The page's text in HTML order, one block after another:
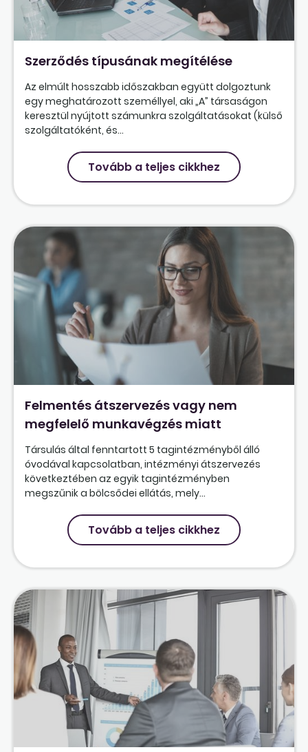
Szerződés típusának megítélése
Az elmúlt hosszabb időszakban együtt dolgoztunk
egy meghatározott személlyel, aki „A” társaságon
keresztül nyújtott számunkra szolgáltatásokat (külső
szolgáltatóként, és...
Tovább a teljes cikkhez
Felmentés átszervezés vagy nem
megfelelő munkavégzés miatt
Társulás által fenntartott 5 tagintézményből álló
óvodával kapcsolatban, intézményi átszervezés
következtében az egyik tagintézményben
megszűnik a bölcsődei ellátás, mely...
Tovább a teljes cikkhez